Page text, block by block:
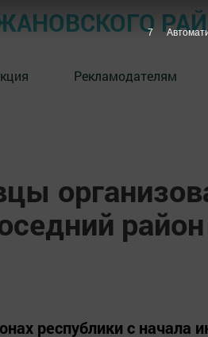
Рекламодателям
район
республики с начала
6